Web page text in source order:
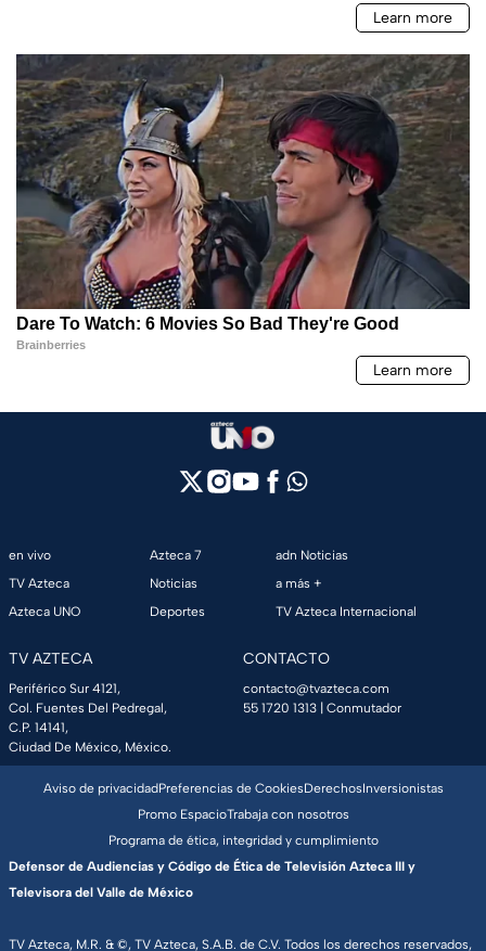
en vivo
TV Azteca
Azteca UNO
Azteca 7
Noticias
Deportes
adn Noticias
a más +
TV Azteca Internacional
TV AZTECA
Periférico Sur 4121,
Col. Fuentes Del Pedregal,
C.P. 14141,
Ciudad De México, México.
CONTACTO
contacto@tvazteca.com
55 1720 1313 | Conmutador
TV Azteca, M.R. & ©, TV Azteca, S.A.B. de C.V. Todos los derechos reservados,
Aviso de privacidadPreferencias de CookiesDerechosInversionistas
Promo EspacioTrabaja con nosotros
Programa de ética, integridad y cumplimiento
Defensor de Audiencias y Código de Ética de Televisión Azteca III y
Televisora del Valle de México